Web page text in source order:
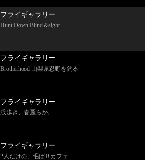
フライギャラリー
Hunt Down Blind＆sight
フライギャラリー
Brotherhood 山梨県忍野を釣る
フライギャラリー
渓歩き、春麗らか。
フライギャラリー
2人だけの、毛ばりカフェ